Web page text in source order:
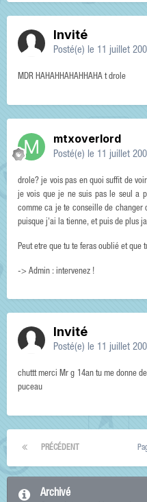
Invité
Posté(e) le 11 juillet
MDR HAHAHHAHAHHAHA t drole
mtxoverlord
Posté(e) le 11 juillet
drole? je vois pas en quoi suffit de
je vois que je ne suis pas le seul a
comme ca je te conseille de changer
puisque j'ai la tienne, et puis de plus
Peut etre que tu te feras oublié et que
-> Admin : intervenez !
Invité
Posté(e) le 11 juillet
chuttt merci Mr g 14an tu me donne
puceau
PRÉCÉDENT
Archivé